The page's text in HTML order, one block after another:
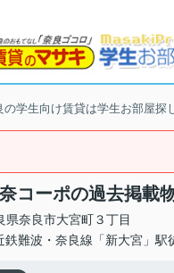
の学生向け賃貸は学生お部屋探
コーポの過去掲載
県奈良市大宮町３丁目
鉄難波・奈良線「新大宮」駅